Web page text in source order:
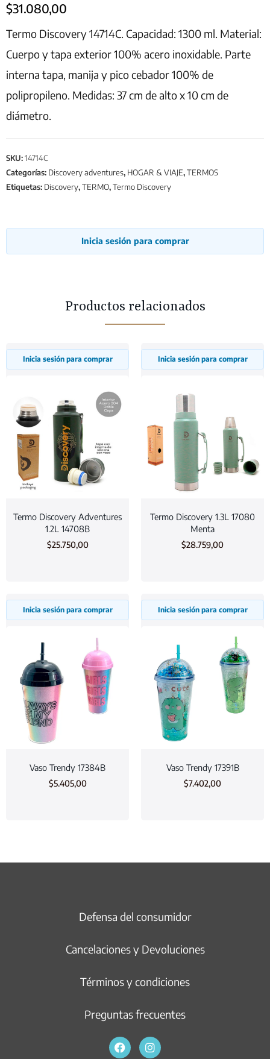
$31.080,00
Termo Discovery 14714C. Capacidad: 1300 ml. Material:
Cuerpo y tapa exterior 100% acero inoxidable. Parte
interna tapa, manija y pico cebador 100% de
polipropileno. Medidas: 37 cm de alto x 10 cm de
diámetro.
SKU:14714C
Categorías: Discovery adventures, HOGAR & VIAJE,TERMOS
Etiquetas: Discovery,TERMO,Termo Discovery
Inicia sesión para comprar
Productos relacionados
Inicia sesión para comprar
Termo Discovery Adventures
1.2L 14708B
$25.750,00
Inicia sesión para comprar
Termo Discovery 1.3L 17080
Menta
$28.759,00
Inicia sesión para comprar
Vaso Trendy 17384B
$5.405,00
Inicia sesión para comprar
Vaso Trendy 17391B
$7.402,00
Defensa del consumidor
Cancelaciones y Devoluciones
Términos y condiciones
Preguntas frecuentes